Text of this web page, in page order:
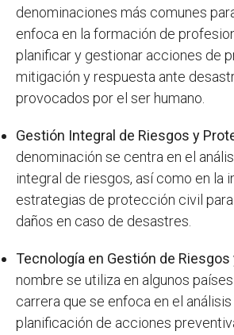
denominaciones más comunes
enfoca en la formación de
planificar y gestionar acciones de
mitigación y respuesta ante
provocados por el ser humano.
Gestión Integral de Riesgos y
denominación se centra en el
integral de riesgos, así como en la
estrategias de protección civil
daños en caso de desastres.
Tecnología en Gestión de
nombre se utiliza en algunos
carrera que se enfoca en el
planificación de acciones